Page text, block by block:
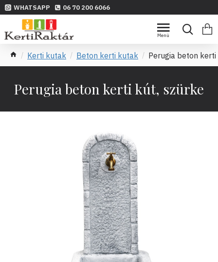
WHATSAPP 06 70 200 6066
Kerti kutak Beton kerti kutak Perugia beton
Perugia beton kerti kút, szürke